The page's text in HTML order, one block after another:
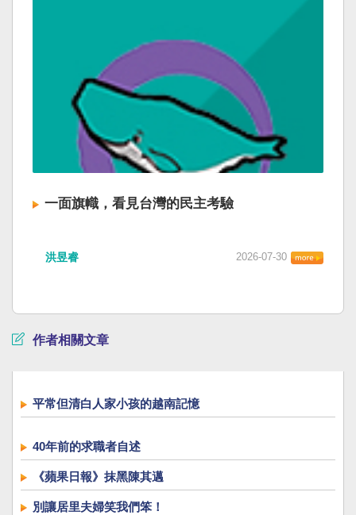
一面旗幟，看見台灣的民主考驗
洪昱睿 2026-07-30
作者相關文章
平常但清白人家小孩的越南記憶
40年前的求職者自述
《蘋果日報》抹黑陳其邁
別讓居里夫婦笑我們笨！